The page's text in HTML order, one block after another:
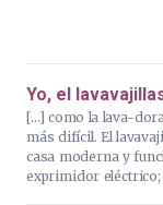
Yo, el
[…] como la lava-
más difícil. El
casa moderna y
exprimidor eléctrico;